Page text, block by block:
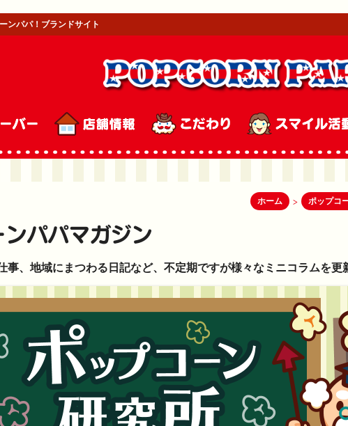
ンパパ！ブランドサイト
ホーム > ポップコ
事、地域にまつわる日記など、不定期ですが様々なミニコラムを